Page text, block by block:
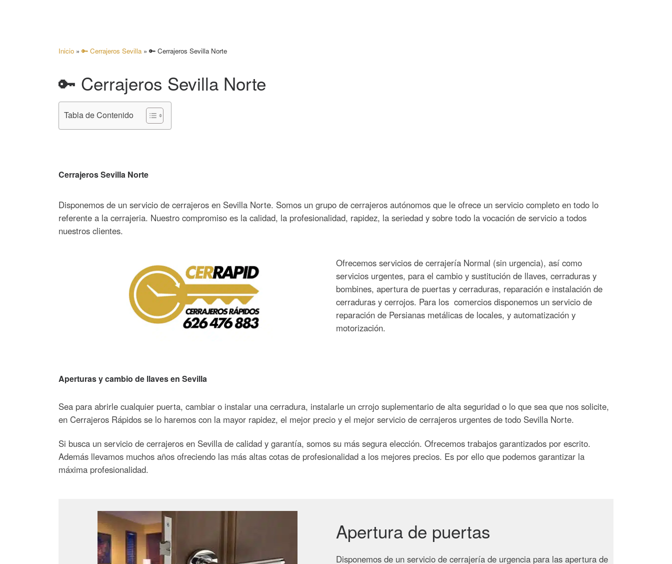
Inicio » 🔑 Cerrajeros Sevilla » 🔑 Cerrajeros Sevilla Norte
🔑 Cerrajeros Sevilla Norte
Tabla de Contenido
Cerrajeros Sevilla Norte
Disponemos de un servicio de cerrajeros en Sevilla Norte. Somos un grupo de cerrajeros autónomos que le ofrece un servicio completo en todo lo
referente a la cerrajeria. Nuestro compromiso es la calidad, la profesionalidad, rapidez, la seriedad y sobre todo la vocación de servicio a todos
nuestros clientes.
Ofrecemos servicios de cerrajería Normal (sin urgencia), así como
servicios urgentes, para el cambio y sustitución de llaves, cerraduras y
bombines, apertura de puertas y cerraduras, reparación e instalación de
cerraduras y cerrojos. Para los comercios disponemos un servicio de
reparación de Persianas metálicas de locales, y automatización y
motorización.
Aperturas y cambio de llaves en Sevilla
Sea para abrirle cualquier puerta, cambiar o instalar una cerradura, instalarle un crrojo suplementario de alta seguridad o lo que sea que nos solicite,
en Cerrajeros Rápidos se lo haremos con la mayor rapidez, el mejor precio y el mejor servicio de cerrajeros urgentes de todo Sevilla Norte.
Si busca un servicio de cerrajeros en Sevilla de calidad y garantía, somos su más segura elección. Ofrecemos trabajos garantizados por escrito.
Además llevamos muchos años ofreciendo las más altas cotas de profesionalidad a los mejores precios. Es por ello que podemos garantizar la
máxima profesionalidad.
Apertura de puertas
Disponemos de un servicio de cerrajería de urgencia para las apertura de